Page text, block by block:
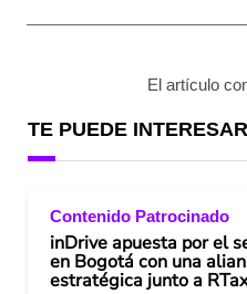
El artículo
TE PUEDE INTERESAR
Contenido Patrocinado
inDrive apuesta por el
en Bogotá con una
estratégica junto a